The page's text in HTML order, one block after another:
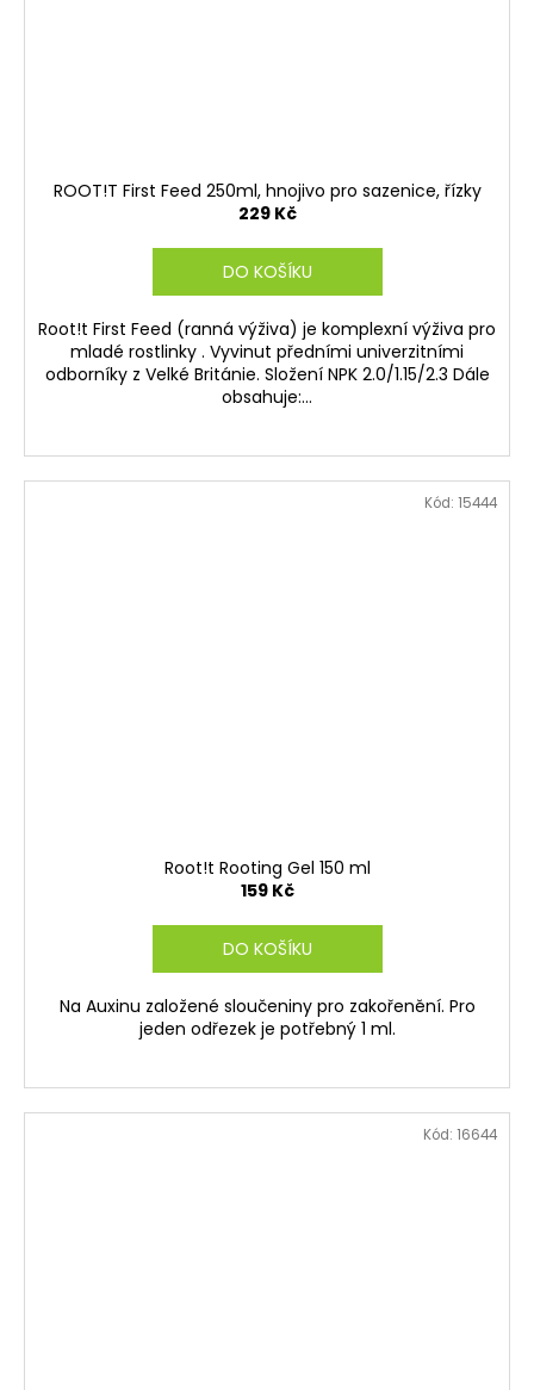
ROOT!T First Feed 250ml, hnojivo pro sazenice, řízky
229 Kč
DO KOŠÍKU
Root!t First Feed (ranná výživa) je komplexní výživa pro
mladé rostlinky . Vyvinut předními univerzitními
odborníky z Velké Británie. Složení NPK 2.0/1.15/2.3 Dále
obsahuje:...
Root!t Rooting Gel 150 ml
159 Kč
DO KOŠÍKU
Na Auxinu založené sloučeniny pro zakořenění. Pro
jeden odřezek je potřebný 1 ml.
Kód: 15444
Kód: 16644